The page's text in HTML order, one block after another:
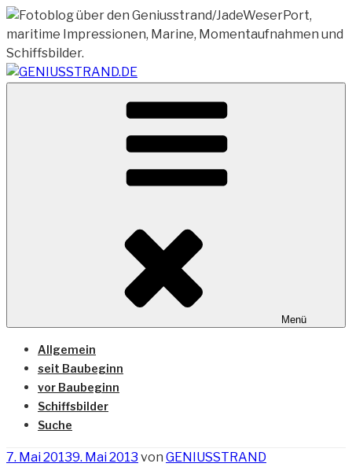
Zum
Inhalt
springen
GENIUSSTRAND.DE
Vom Geniusstrand zum JadeWeserPort/Container
Terminal Wilhelmshaven
Menü
Allgemein
seit Baubeginn
vor Baubeginn
Schiffsbilder
Suche
Veröffentlicht
7. Mai 20139. Mai 2013 von GENIUSSTRAND